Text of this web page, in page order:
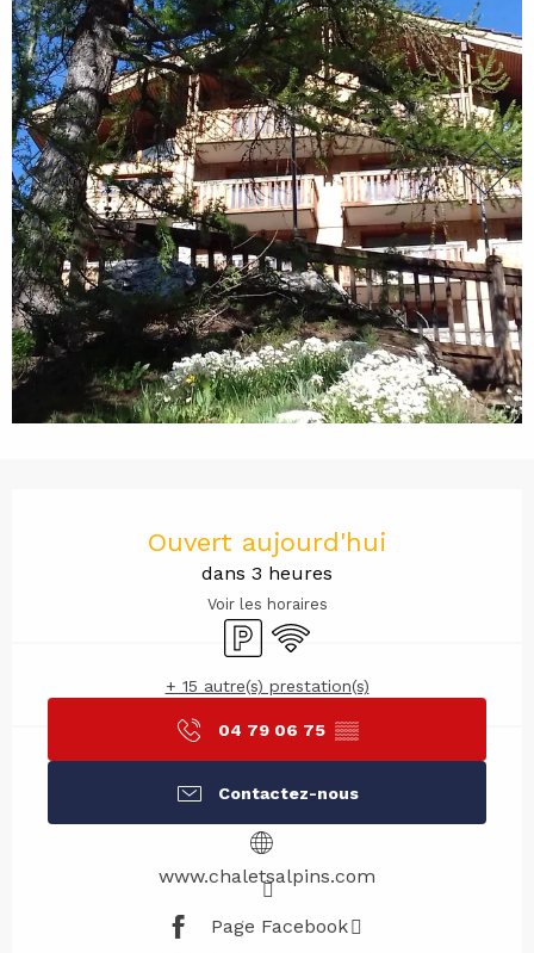
Ouvert aujourd'hui
dans 3 heures
Voir les horaires
ParkingWiFi
+ 15 autre(s) prestation(s)
04 79 06 75 ▒▒
Contactez-nous
www.chaletsalpins.com
Page Facebook